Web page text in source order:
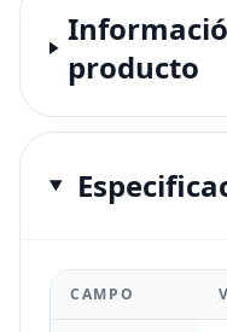
producto
CAMPO